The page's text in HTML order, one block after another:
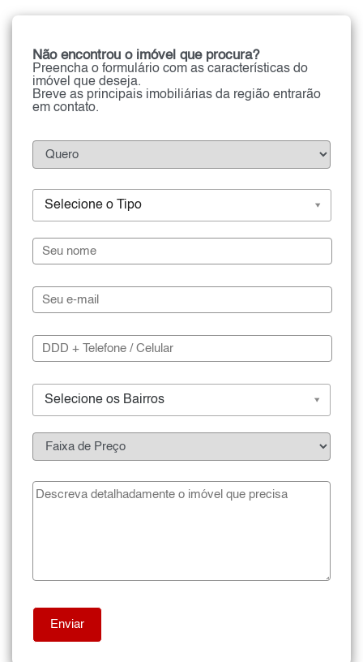
Não encontrou o imóvel que procura?
Preencha o formulário com as características do
imóvel que deseja.
Breve as principais imobiliárias da região entrarão
em contato.
Selecione o Tipo
Selecione os Bairros